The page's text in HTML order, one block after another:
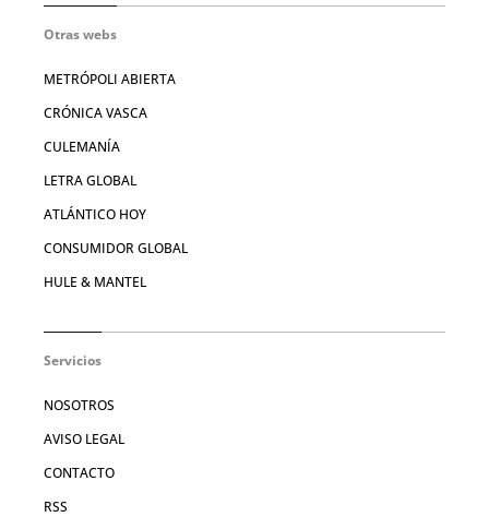
Otras webs
METRÓPOLI ABIERTA
CRÓNICA VASCA
CULEMANÍA
LETRA GLOBAL
ATLÁNTICO HOY
CONSUMIDOR GLOBAL
HULE & MANTEL
Servicios
NOSOTROS
AVISO LEGAL
CONTACTO
RSS